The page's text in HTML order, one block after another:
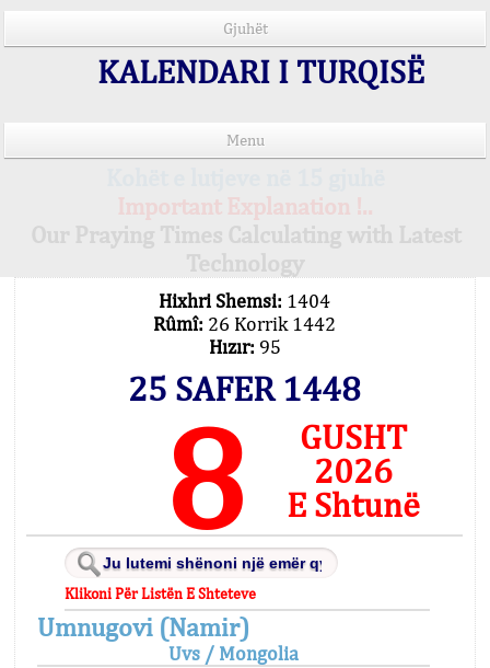
Gjuhët
KALENDARI I TURQISË
Menu
Hixhri Shemsi: 1404
Rûmî: 26 Korrik 1442
Hızır: 95
25 SAFER 1448
8
GUSHT
2026
E Shtunë
Klikoni Për Listën E Shteteve
Umnugovi (Namir)
Uvs / Mongolia